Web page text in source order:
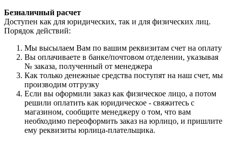
Безналичный расчет
Доступен как для юридических, так и для физических лиц.
Порядок действий:
Мы высылаем Вам по вашим реквизитам счет на оплату
Вы оплачиваете в банке/почтовом отделении, указывая
№ заказа, полученный от менеджера
Как только денежные средства поступят на наш счет, мы
производим отгрузку
Если вы оформили заказ как физическое лицо, а потом
решили оплатить как юридическое - свяжитесь с
магазином, сообщите менеджеру о том, что вам
необходимо переоформить заказ на юрлицо, и пришлите
ему реквизиты юрлица-плательщика.